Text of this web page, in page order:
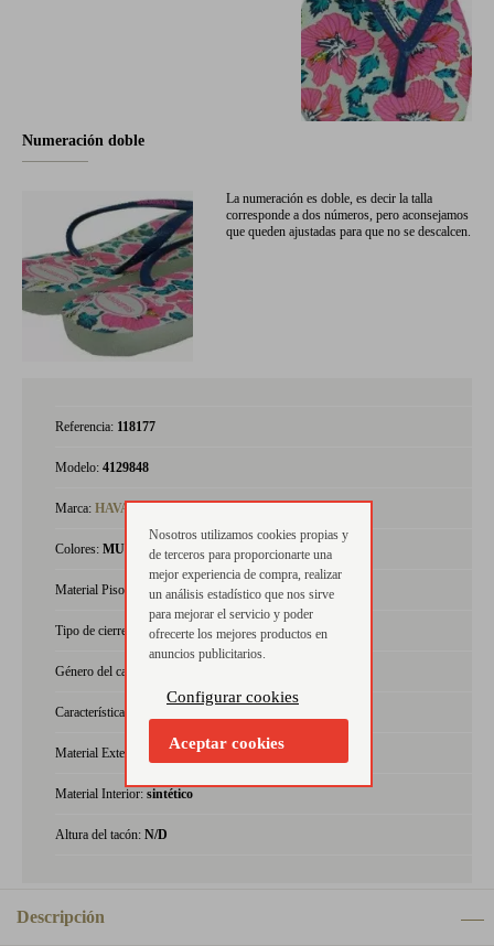
Numeración doble
La numeración es doble, es decir la talla
corresponde a dos números, pero aconsejamos
que queden ajustadas para que no se descalcen.
Referencia: 118177
Modelo: 4129848
Marca: HAVAIANAS
Colores: MULTICOLOR
Material Piso: GOMA
Tipo de cierre: Sin Cordones
Género del calzado:
Características:
Material Exterior: goma/caucho
Material Interior: sintético
Altura del tacón: N/D
Descripción
Nosotros utilizamos cookies propias y
de terceros para proporcionarte una
mejor experiencia de compra, realizar
un análisis estadístico que nos sirve
para mejorar el servicio y poder
ofrecerte los mejores productos en
anuncios publicitarios.
Configurar cookies
Aceptar cookies